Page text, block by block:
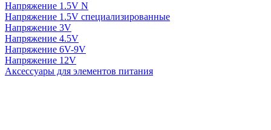
Напряжение 1.5V N
Напряжение 1.5V специализированные
Напряжение 3V
Напряжение 4.5V
Напряжение 6V-9V
Напряжение 12V
Аксессуары для элементов питания